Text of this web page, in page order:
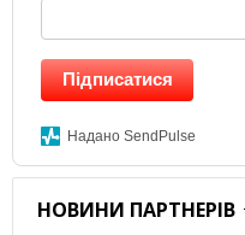
Підписатися
Надано SendPulse
НОВИНИ ПАРТНЕРІВ